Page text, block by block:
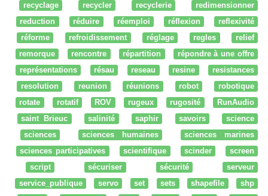
recyclage
recycler recyclerie
redimensionner
reduction
réduire réemploi réflexion
reflexivité
réforme
refroidissement réglage regles
relief
remorque
rencontre répartition
répondre à une offre
représentations
résau reseau resine
resistances
resolution
reunion réunions robot
robotique
rotate
rotatif ROV rugeux rugosité
RunAudio
saint Brieuc
salinité saphir savoirs
science
sciences
sciences humaines
sciences marines
sciences participatives
scientifique scinder
screen
script
sécuriser sécurité
serveur
service_publique
servo set sets shapefile
shp